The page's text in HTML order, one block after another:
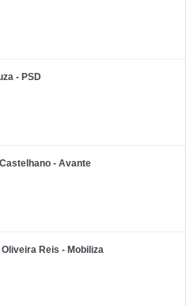
- PSD
- Avante
Reis - Mobiliza